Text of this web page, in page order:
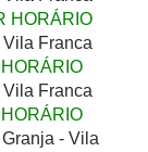
HORÁRIO
Franca
Franca
- Vila